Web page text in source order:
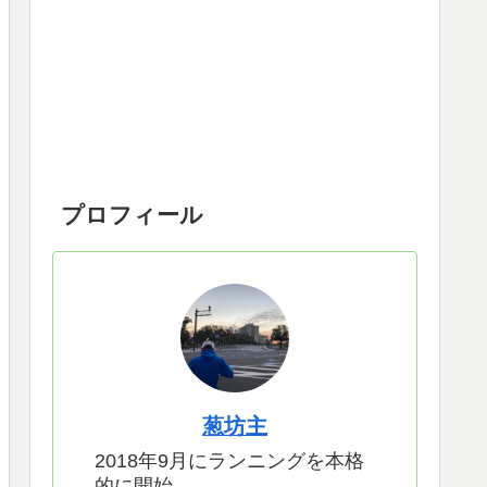
プロフィール
葱坊主
2018年9月にランニングを本格